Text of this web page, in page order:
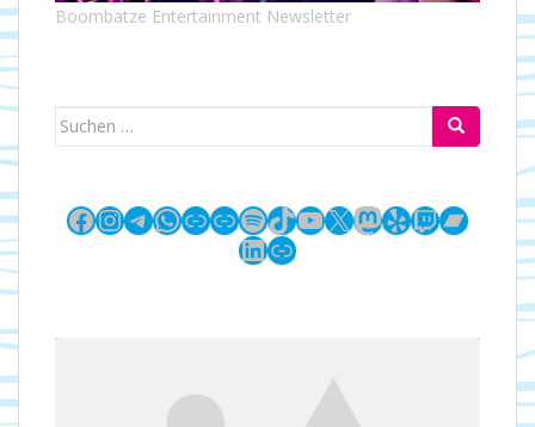
Boombatze Entertainment Newsletter
Suchen
Facebook
Instagram
Telegram
WhatsApp
LinkLinkSpotify
TikTok
YouTube
X Mastodon
YelpTwitch
LinkedIn
Link